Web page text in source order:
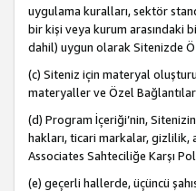
uygulama kuralları, sektör
bir kişi veya kurum arasındaki
dahil) uygun olarak Sitenizde
(c) Siteniz için materyal
materyaller ve Özel
(d) Program İçeriği’nin,
hakları, ticari markalar, gizlilik,
Associates Sahteciliğe Karşı
(e) geçerli hallerde, üçüncü